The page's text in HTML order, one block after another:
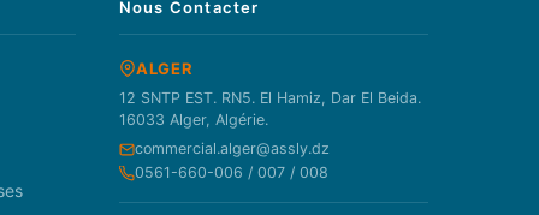
Nous Contacter
ALGER
12 SNTP EST. RN5. El Hamiz, Dar El Beida.
16033 Alger, Algérie.
commercial.alger@assly.dz
0561-660-006 / 007 / 008